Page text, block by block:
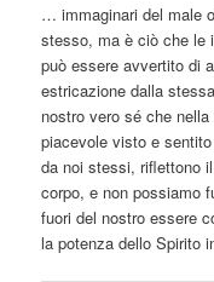
… immaginari del male
stesso, ma è ciò che le
può essere avvertito di
estricazionedalla
nostro vero sé che
piacevole visto e
da noi stessi, riflettono
corpo, e non possiamo
fuori del nostro essere
la potenza dello Spirito